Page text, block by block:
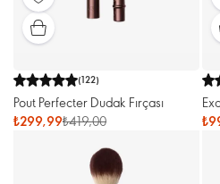
(122)
Pout Perfecter Dudak Fırçası
₺299,99₺419,00